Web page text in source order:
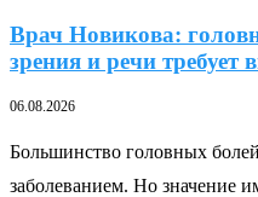
Врач Новикова:
зрения и речи требует
06.08.2026
Большинство головных
заболеванием. Но значение